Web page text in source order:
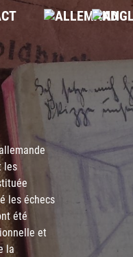
les
les échecs
été
et
la